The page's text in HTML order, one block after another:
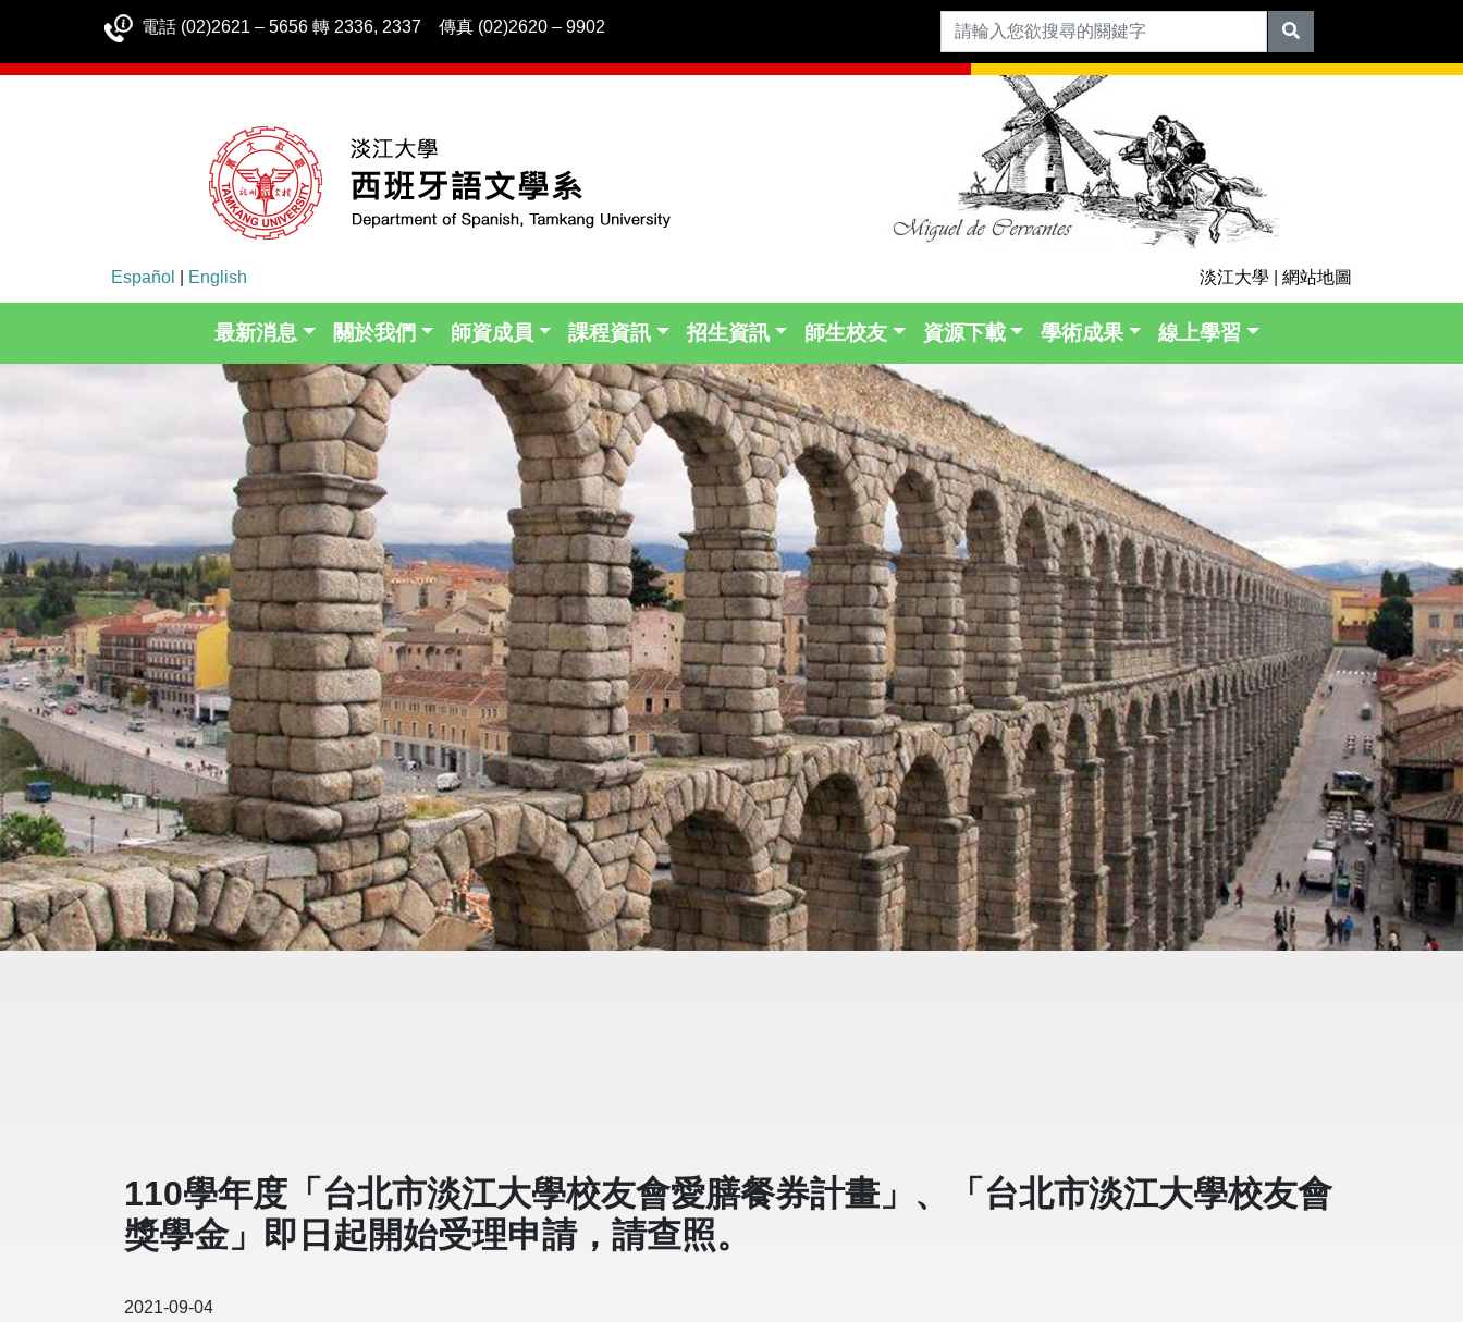
電話 (02)2621 – 5656 轉 2336, 2337 傳真 (02)2620 – 9902
Español English 淡江大學 網站地圖
最新消息 關於我們 師資成員 課程資訊 招生資訊 師生校友 資源下載 學術成果 線上學習
110學年度「台北市淡江大學校友會愛膳餐券計畫」、「台北市淡江大學校友會
獎學金」即日起開始受理申請，請查照。
2021-09-04